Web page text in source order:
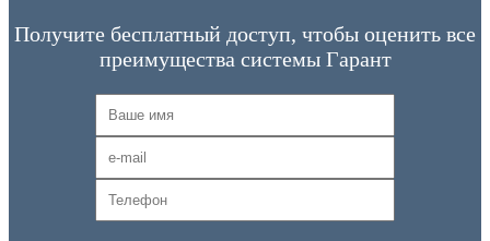
Получите бесплатный доступ, чтобы оценить все
преимущества системы Гарант